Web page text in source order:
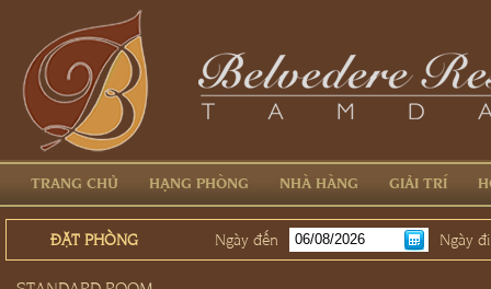
TRANG CHỦ HẠNG PHÒNG NHÀ HÀNG GIẢI TRÍ
ĐẶT PHÒNG Ngày đến Ngày đi